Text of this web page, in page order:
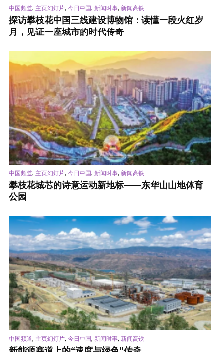
中国频道, 主页幻灯片, 今日中国, 新闻时事, 新闻高铁
探访攀枝花中国三线建设博物馆：读懂一段火红岁
月，见证一座城市的时代传奇
中国频道, 主页幻灯片, 今日中国, 新闻时事, 新闻高铁
攀枝花城芯的诗意运动新地标——东华山山地体育
公园
中国频道, 主页幻灯片, 今日中国, 新闻时事, 新闻高铁